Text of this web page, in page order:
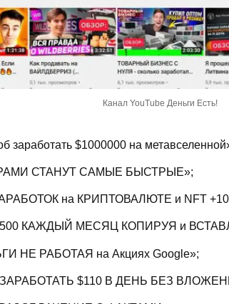
Канал YouTube Деньги Есть!
заработать $1000000 на
СТАНУТ САМЫЕ БЫСТРЫЕ»;
на КРИПТОВАЛЮТЕ и NFT
КАЖДЫЙ МЕСЯЦ КОПИРУЯ и
НЕ РАБОТАЯ на Акциях Google»;
$110 В ДЕНЬ БЕЗ